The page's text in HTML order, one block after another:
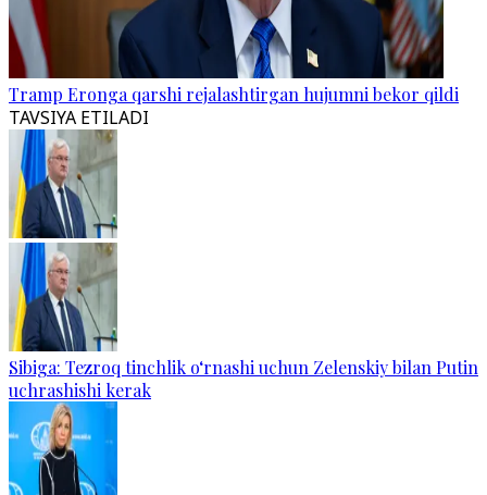
Tramp Eronga qarshi rejalashtirgan hujumni bekor qildi
TAVSIYA ETILADI
Sibiga: Tezroq tinchlik o‘rnashi uchun Zelenskiy bilan Putin
uchrashishi kerak